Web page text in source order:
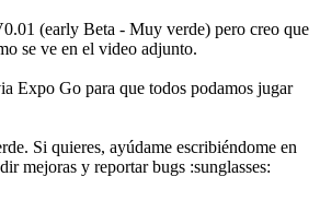
(early Beta - Muy verde) pero creo que
se ve en el video adjunto.
Expo Go para que todos podamos jugar
Si quieres, ayúdame escribiéndome en
mejoras y reportar bugs :sunglasses: